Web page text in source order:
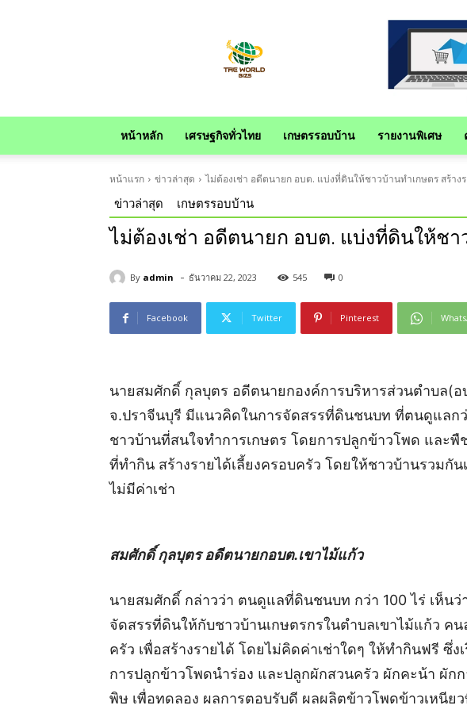
หน้าหลัก เศรษฐกิจทั่วไทย เกษตรรอบบ้าน รายงานพิเศษ
หน้าแรก ข่าวล่าสุด ไม่ต้องเช่า อดีตนายก อบต. แบ่งที่ดินให้ชาวบ้านทำเกษตร สร้าง
ข่าวล่าสุด เกษตรรอบบ้าน
ไม่ต้องเช่า อดีตนายก อบต. แบ่งที่ดินให้ชา
By admin - ธันวาคม 22, 2023 545 0
Facebook Twitter Pinterest
นายสมศักดิ์ กุลบุตร อดีตนายกองค์การบริหารส่วนตำบล(อ
จ.ปราจีนบุรี มีแนวคิดในการจัดสรรที่ดินชนบท ที่ตนดูแลกว่
ชาวบ้านที่สนใจทำการเกษตร โดยการปลูกข้าวโพด และพื
ที่ทำกิน สร้างรายได้เลี้ยงครอบครัว โดยให้ชาวบ้านรวมกั
ไม่มีค่าเช่า
สมศักดิ์ กุลบุตร อดีตนายกอบต.เขาไม้แก้ว
นายสมศักดิ์ กล่าวว่า ตนดูแลที่ดินชนบท กว่า 100 ไร่ เห็นว่
จัดสรรที่ดินให้กับชาวบ้านเกษตรกรในตำบลเขาไม้แก้ว คน
ครัว เพื่อสร้างรายได้ โดยไม่คิดค่าเช่าใดๆ ให้ทำกินฟรี ซึ่
การปลูกข้าวโพดนำร่อง และปลูกผักสวนครัว ผักคะน้า ผัก
พิษ เพื่อทดลอง ผลการตอบรับดี ผลผลิตข้าวโพดข้าวเหนีย